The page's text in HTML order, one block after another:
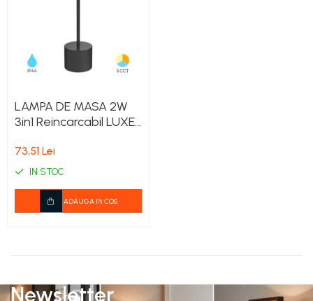
LAMPA DE MASA 2W
3in1 Reincarcabil LUXE-
73,51 Lei
IN STOC
ADAUGA IN COS
Newsletter